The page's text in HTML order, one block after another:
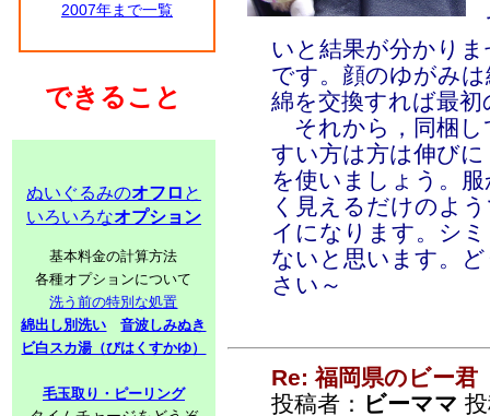
2007年まで一覧
できること
ぬいぐるみのオフロ と
いろいろなオプション
基本料金の計算方法
各種オプションについて
洗う前の特別な処置
綿出し別洗い
音波しみぬき
ビ白スカ湯（びはくすかゆ）
毛玉取り・ピーリング
いと結果が分かり
です。顔のゆがみ
綿を交換すれば最
それから，同梱し
すい方は方は伸び
を使いましょう。
く見えるだけのよ
イになります。シ
ないと思います。
さい～
Re: 福岡県のビー君
投稿者： ビーママ